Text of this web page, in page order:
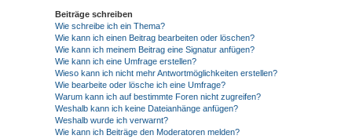
Beiträge schreiben
Wie schreibe ich ein Thema?
Wie kann ich einen Beitrag bearbeiten oder löschen?
Wie kann ich meinem Beitrag eine Signatur anfügen?
Wie kann ich eine Umfrage erstellen?
Wieso kann ich nicht mehr Antwortmöglichkeiten erstellen?
Wie bearbeite oder lösche ich eine Umfrage?
Warum kann ich auf bestimmte Foren nicht zugreifen?
Weshalb kann ich keine Dateianhänge anfügen?
Weshalb wurde ich verwarnt?
Wie kann ich Beiträge den Moderatoren melden?